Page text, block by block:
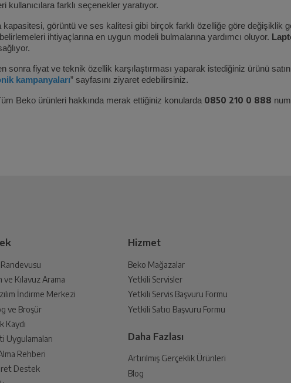
farklı seçenekler yaratıyor.
görüntü ve ses kalitesi gibi birçok farklı özelliğe göre değişiklik
ihtiyaçlarına en uygun modeli bulmalarına yardımcı oluyor.
fiyat ve teknik özellik karşılaştırması yaparak istediğiniz ürünü
kampanyaları” sayfasını ziyaret edebilirsiniz.
Beko ürünleri hakkında merak ettiğiniz konularda 0850 210 0 888
ve Kılavuz Arama
İndirme Merkezi
ve Broşür
Kaydı
Uygulamaları
Rehberi
Destek
Hizmet
Beko Mağazalar
Yetkili Servisler
Yetkili Servis Başvuru Formu
Yetkili Satıcı Başvuru Formu
Daha Fazlası
Artırılmış Gerçeklik Ürünleri
Blog